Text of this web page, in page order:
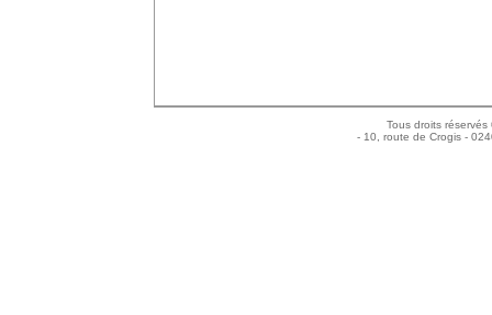
Tous droits
- 10, route de Crogis -